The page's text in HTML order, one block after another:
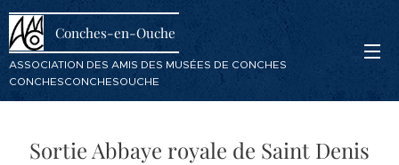
Conches-en-Ouche
ASSOCIATION DES AMIS DES MUSÉES DE CONCHES
CONCHESCONCHESOUCHE
Sortie Abbaye royale de Saint Denis